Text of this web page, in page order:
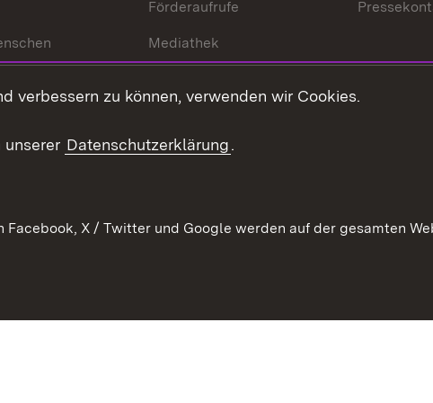
Förderaufrufe
Mediathek
verbessern zu können, verwenden wir Cookies.
unserer Datenschutzerklärung.
X / Twitter und Google werden auf der gesamten